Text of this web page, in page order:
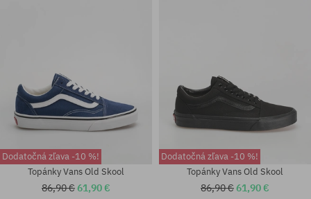
Dodatočná zľava -10 %!
Topánky Vans Old Skool
86,90 €61,90 €
Dodatočná zľava -10 %!
Topánky Vans Old Skool
86,90 €61,90 €